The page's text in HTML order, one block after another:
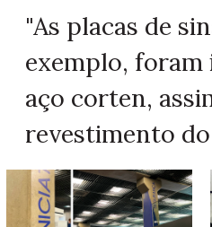
"As placas de
exemplo, foram
aço corten,
revestimento